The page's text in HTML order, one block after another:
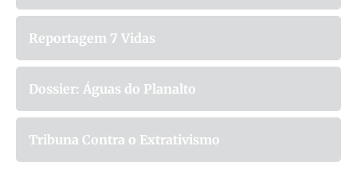
Reportagem 7 Vidas
Dossier: Águas do Planalto
Tribuna Contra o Extrativismo